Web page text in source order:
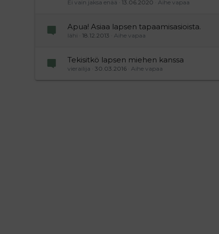
Ei vain jaksa enää 13.06.2020 Aihe vapaa
Apua! Asiaa lapsen tapaamisasioista.
lähi 18.12.2013 Aihe vapaa
Tekisitkö lapsen miehen kanssa
vierailija 30.03.2016 Aihe vapaa